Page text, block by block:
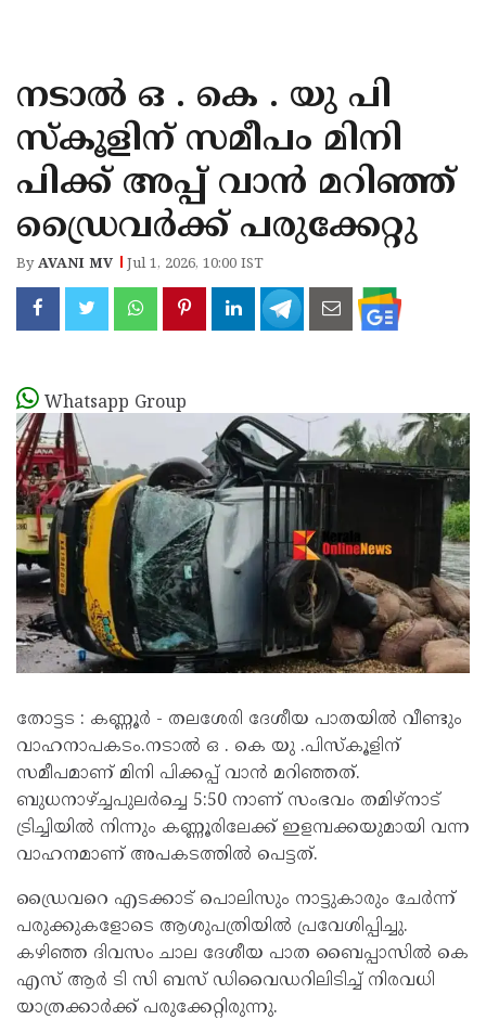
KANNUR
KASARAGOD
നടാൽ ഒ . കെ . യു പി
സ്‌കൂളിന് സമീപം മിനി
പിക്ക് അപ്പ് വാൻ മറിഞ്ഞ്
ഡ്രൈവർക്ക് പരുക്കേറ്റു
ByAVANI MV Jul 1, 2026, 10:00 IST
Whatsapp Group
തോട്ടട : കണ്ണൂർ - തലശേരി ദേശീയ പാതയിൽ വീണ്ടും
വാഹനാപകടം.നടാൽ ഒ . കെ യു .പിസ്കൂളിന്
സമീപമാണ് മിനി പിക്കപ്പ് വാൻ മറിഞ്ഞത്.
ബുധനാഴ്ച്ചപുലർച്ചെ 5:50 നാണ് സംഭവം തമിഴ്നാട്
ട്രിച്ചിയിൽ നിന്നും കണ്ണൂരിലേക്ക് ഇളമ്പക്കയുമായി വന്ന
വാഹനമാണ് അപകടത്തിൽ പെട്ടത്.
ഡ്രൈവറെ എടക്കാട് പൊലിസും നാട്ടുകാരും ചേർന്ന്
പരുക്കുകളോടെ ആശുപത്രിയിൽ പ്രവേശിപ്പിച്ചു.
കഴിഞ്ഞ ദിവസം ചാല ദേശീയ പാത ബൈപ്പാസിൽ കെ
എസ് ആർ ടി സി ബസ് ഡിവൈഡറിലിടിച്ച് നിരവധി
യാത്രക്കാർക്ക് പരുക്കേറ്റിരുന്നു.